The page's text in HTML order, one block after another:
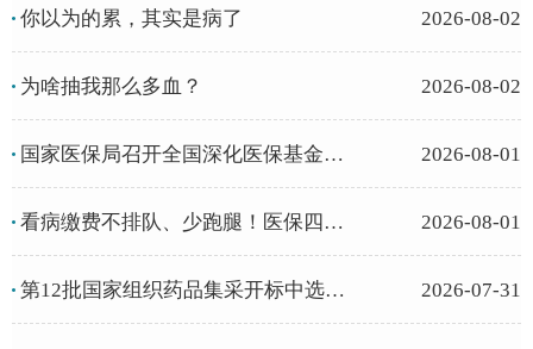
你以为的累，其实是病了 2026-08-02
为啥抽我那么多血？ 2026-08-02
国家医保局召开全国深化医保基金管理突出问题专项整治工作中期推进会 2026-08-01
看病缴费不排队、少跑腿！医保四大便捷支付，一文看懂怎么用 2026-08-01
第12批国家组织药品集采开标中选产品丰富多元 2026-07-31